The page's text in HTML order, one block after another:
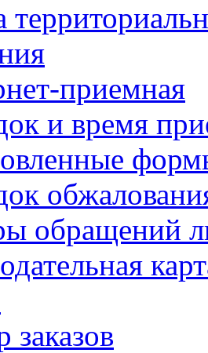
приемная
и время
обращений
заказов